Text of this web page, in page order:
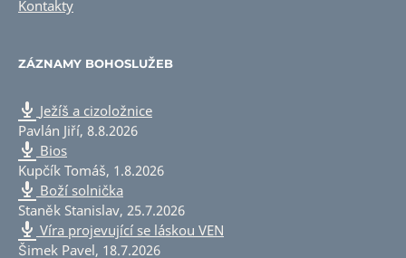
Kontakty
ZÁZNAMY BOHOSLUŽEB
Ježíš a cizoložnice
Pavlán Jiří, 8.8.2026
Bios
Kupčík Tomáš, 1.8.2026
Boží solnička
Staněk Stanislav, 25.7.2026
Víra projevující se láskou VEN
Šimek Pavel, 18.7.2026